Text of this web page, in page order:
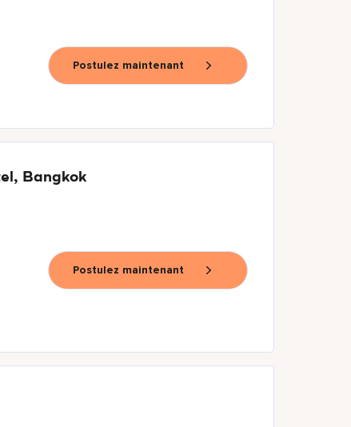
Postulez maintenant
Bangkok
Postulez maintenant